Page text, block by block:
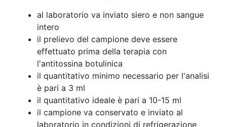
al laboratorio va inviato siero e non sangue
intero
il prelievo del campione deve essere
effettuato prima della terapia con
l'antitossina botulinica
il quantitativo minimo necessario per l'analisi
è pari a 3 ml
il quantitativo ideale è pari a 10-15 ml
il campione va conservato e inviato al
laboratorio in condizioni di refrigerazione